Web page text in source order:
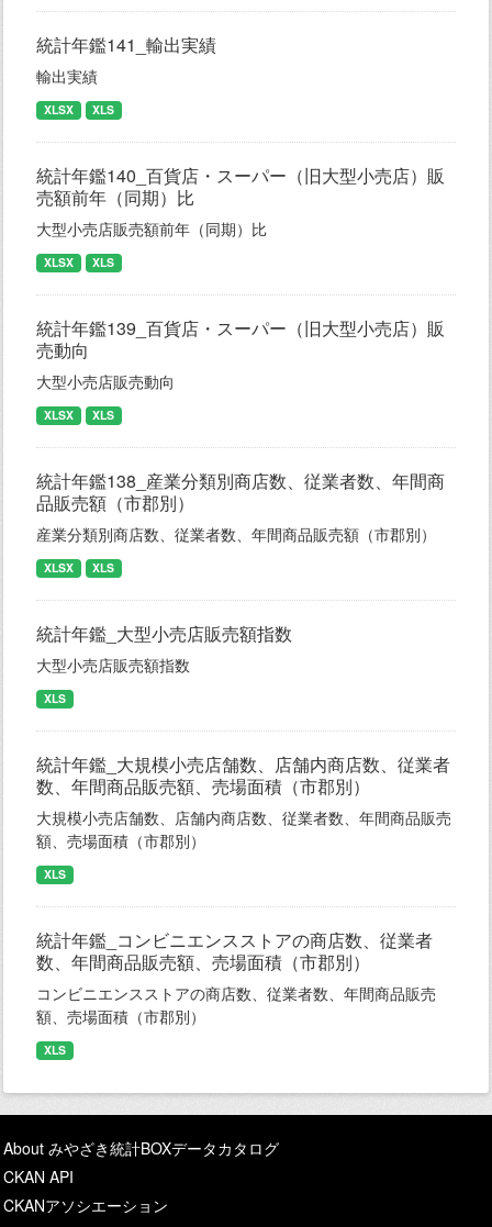
統計年鑑141_輸出実績
輸出実績
XLSX XLS
統計年鑑140_百貨店・スーパー（旧大型小売店）販
売額前年（同期）比
大型小売店販売額前年（同期）比
XLSX XLS
統計年鑑139_百貨店・スーパー（旧大型小売店）販
売動向
大型小売店販売動向
XLSX XLS
統計年鑑138_産業分類別商店数、従業者数、年間商
品販売額（市郡別）
産業分類別商店数、従業者数、年間商品販売額（市郡別）
XLSX XLS
統計年鑑_大型小売店販売額指数
大型小売店販売額指数
XLS
統計年鑑_大規模小売店舗数、店舗内商店数、従業者
数、年間商品販売額、売場面積（市郡別）
大規模小売店舗数、店舗内商店数、従業者数、年間商品販売
額、売場面積（市郡別）
XLS
統計年鑑_コンビニエンスストアの商店数、従業者
数、年間商品販売額、売場面積（市郡別）
コンビニエンスストアの商店数、従業者数、年間商品販売
額、売場面積（市郡別）
XLS
About みやざき統計BOXデータカタログ
CKAN API
CKANアソシエーション